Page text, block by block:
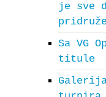
je sve
Sa VG
titule